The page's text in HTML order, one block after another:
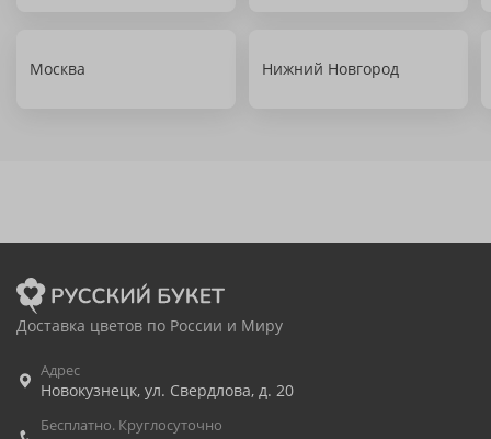
Москва Нижний Новгород
Доставка цветов по России и Миру
Адрес
Новокузнецк, ул. Свердлова, д. 20
Бесплатно. Круглосуточно